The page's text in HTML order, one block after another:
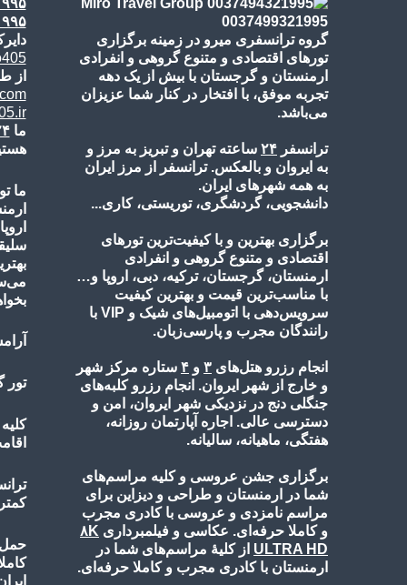
از
ما
ما
تور
حمل
گروه ترانسفری میرو در زمینه برگزاری
تورهای اقتصادی و متنوع گروهی و انفرادی
ارمنستان و گرجستان با بیش از یک دهه
تجربه موفق، با افتخار در کنار شما عزیزان
می‌باشد.
ترانسفر ۲۴ ساعته تهران و تبریز به مرز و
به ایروان و بالعکس. ترانسفر از مرز ایران
به همه شهرهای ایران.
دانشجویی، گردشگری، توریستی، کاری...
برگزاری بهترین و با کیفیت‌ترین تورهای
اقتصادی و متنوع گروهی و انفرادی
ارمنستان، گرجستان، ترکیه، دبی، اروپا و…
با مناسب‌ترین قیمت و بهترین کیفیت
سرویس‌دهی با اتومبیل‌های شیک و VIP با
رانندگان مجرب و پارسی‌زبان.
انجام رزرو هتل‌های ۳ و ۴ ستاره مرکز شهر
و خارج از شهر ایروان. انجام رزرو کلبه‌های
جنگلی دنج در نزدیکی شهر ایروان، امن و
دسترسی عالی. اجاره آپارتمان روزانه،
هفتگی، ماهیانه، سالیانه.
برگزاری جشن عروسی و کلیه مراسم‌های
شما در ارمنستان و طراحی و دیزاین برای
مراسم نامزدی و عروسی با کادری مجرب
و کاملا حرفه‌ای. عکاسی و فیلمبرداری ۸K
ULTRA HD از کلیۀ مراسم‌های شما در
ارمنستان با کادری مجرب و کاملا حرفه‌ای.